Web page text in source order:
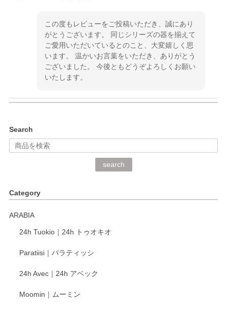
この度もレビューをご投稿いただき、誠にあり
がとうございます。 同じシリーズの器を揃えて
ご愛用いただいているとのこと、大変嬉しく思
います。 温かいお言葉をいただき、ありがとう
ございました。 今後ともどうぞよろしくお願い
いたします。
深さや大きさがとてもちょうど良く、手に馴染み、洗いやす
く、他の柄も何枚かこちらで買い、毎食時に使用していま
く交換して下さいました。
がとうございます。 同じシリーズの器を揃えて
います。 温かいお言葉をいただき、ありがとう
いたします。
Search
search
Category
ARABIA
24h Tuokio｜24h トゥオキオ
Paratiisi｜パラティッシ
24h Avec｜24h アベック
Moomin｜ムーミン